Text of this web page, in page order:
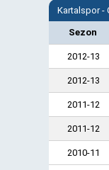
Kartalspor -
Sezon
2012-13
2012-13
2011-12
2011-12
2010-11